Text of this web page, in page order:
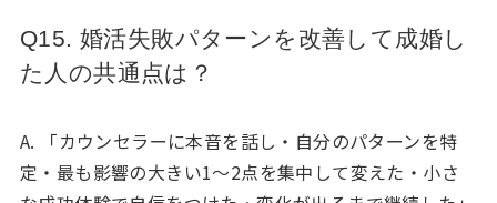
Q15. 婚活失敗パターンを改善して成婚し
た人の共通点は？
A. 「カウンセラーに本音を話し・自分のパターンを特
定・最も影響の大きい1〜2点を集中して変えた・小さ